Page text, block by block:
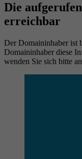
Die
erreichbar
Der Domaininhaber ist
Domaininhaber diese
wenden Sie sich bitte